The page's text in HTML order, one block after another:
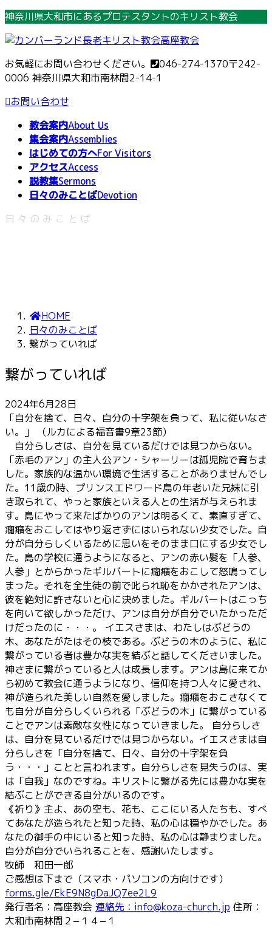
コ
テ
ン
ツ
へ
ス
ナ
ゲ
ー
シ
ョ
ン
神奈川県大和市にあるプロテスタントのキリスト教会
お気軽にお問い合わせください。 046-274-1370〒242-
0006 神奈川県大和市南林間2-14-1
お問い合わせ
教会案内About Us
集会案内Assemblies
はじめての方へFor Visitors
アクセスAccess
説教集Sermons
日々のみことばDevotion
日々のみことば
HOME
日々のみことば
繋がっていれば
繋がっていれば
2024年6月28日
「自分を捨て、日々、自分の十字架を負って、私に従いなさ
い。」 （ルカによる福音書9章23節）
自分らしさは、自分を見ているだけでは見つからない。
「赤毛のアン」の主人公アン・シャーリーは孤児院で育ちま
した。家族的な温かい環境で生活することがありませんでし
た。11歳の時、プリンスエドワード島の年老いた兄妹に引
き取られて、やっと家族といえる人との生活が与えられま
す。島にやって来たばかりのアンは明るくて、素直すぎて、
癇癪をおこしてはやり返さずにはいられない少女でした。自
分が自分らしくいるために思いをそのまま口にする少女でし
た。島の学校に通うようになると、アンの赤い髪を「人参、
人参」とからかったギルバートに癇癪をおこして怒鳴ってし
まった。それを全生徒の前で叱られ恥をかかされたアンは、
彼を絶対に許さないと心に決めました。ギルバートはこっち
を向いて欲しかっただけ、アンは自分が自分でいたかっただ
けだったのに・・・。 イエスさまは、わたしはぶどうの
木、あなたがたはその枝である。ぶどうの木のように、私に
繋がっている者は豊かな実を結ぶと話してくださいました。
神さまに繋がっていると人は成長します。アンは島に来てか
ら初めて教会に通うようになり、信仰を持つ人々に愛され、
神が造られた美しい自然を愛しました。癇癪をおこさなくて
も自分が自分らしくいられる「ぶどうの木」に繋がっている
ことでアンは素敵な女性になっていきました。 自分らしさ
は、自分を見ているだけでは見つからない。イエスさまは自
分らしさを「自分を捨て、日々、自分の十字架を負
う・・・」ことと言われます。自分らしさを見失うのは、実
は「自我」なのですね。キリストに繋がる先には豊かな実を
結ぶことができる自分がいるのです。
《祈り》主よ、あの空も、花も、ここにいる人たちも、すべ
てあなたが造られたと知った時、私の心は穏やかでした。あ
なたの御手の中にいると知った時、私の心は静まりました。
自分が自分でいられることを、感謝いたします。
牧師 和田一郎
ご感想は下まで（スマホ・パソコンの方向けです）
forms.gle/EkE9N8gDaJQ7ee2L9
発行者名：高座教会 連絡先：info@koza-church.jp 住所：
大和市南林間２−１４−１